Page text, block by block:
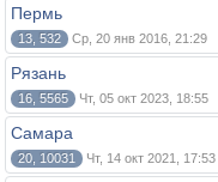
Пермь
13, 532 Ср, 20 янв 2016, 21:29
Рязань
16, 5565 Чт, 05 окт 2023, 18:55
Самара
20, 10031 Чт, 14 окт 2021, 17:53